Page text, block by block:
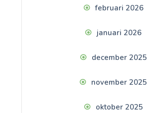
februari 2026
januari 2026
december 2025
november 2025
oktober 2025